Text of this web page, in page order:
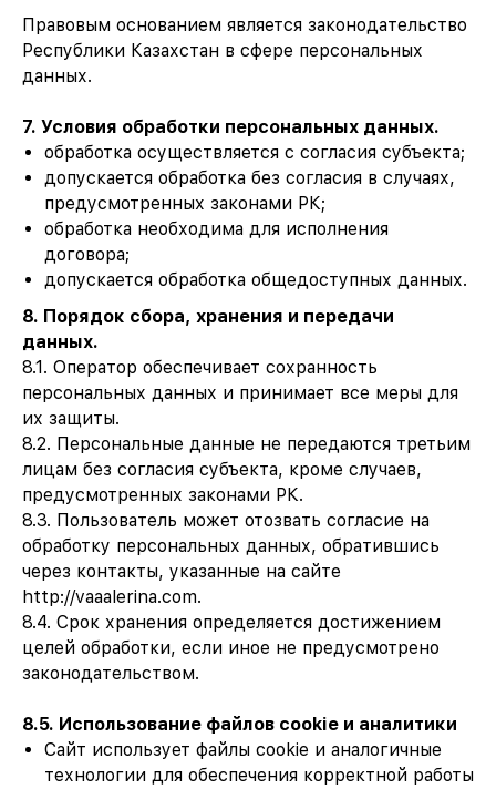
Правовым основанием является законодательство
Республики Казахстан в сфере персональных
данных.
7. Условия обработки персональных данных.
обработка осуществляется с согласия субъекта;
допускается обработка без согласия в случаях,
предусмотренных законами РК;
обработка необходима для исполнения
договора;
допускается обработка общедоступных данных.
8. Порядок сбора, хранения и передачи
данных.
8.1. Оператор обеспечивает сохранность
персональных данных и принимает все меры для
их защиты.
8.2. Персональные данные не передаются третьим
лицам без согласия субъекта, кроме случаев,
предусмотренных законами РК.
8.3. Пользователь может отозвать согласие на
обработку персональных данных, обратившись
через контакты, указанные на сайте
http://vaaalerina.com.
8.4. Срок хранения определяется достижением
целей обработки, если иное не предусмотрено
законодательством.
8.5. Использование файлов cookie и аналитики
Сайт использует файлы cookie и аналогичные
технологии для обеспечения корректной работы
до встречи на съемке
ig